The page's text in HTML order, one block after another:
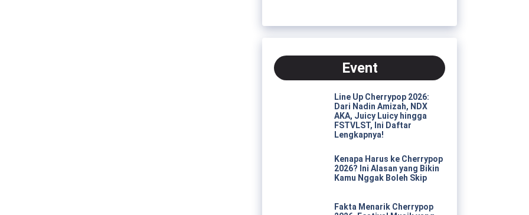
Event
Line Up Cherrypop 2026:
Dari Nadin Amizah, NDX
AKA, Juicy Luicy hingga
FSTVLST, Ini Daftar
Lengkapnya!
Kenapa Harus ke Cherrypop
2026? Ini Alasan yang Bikin
Kamu Nggak Boleh Skip
Fakta Menarik Cherrypop